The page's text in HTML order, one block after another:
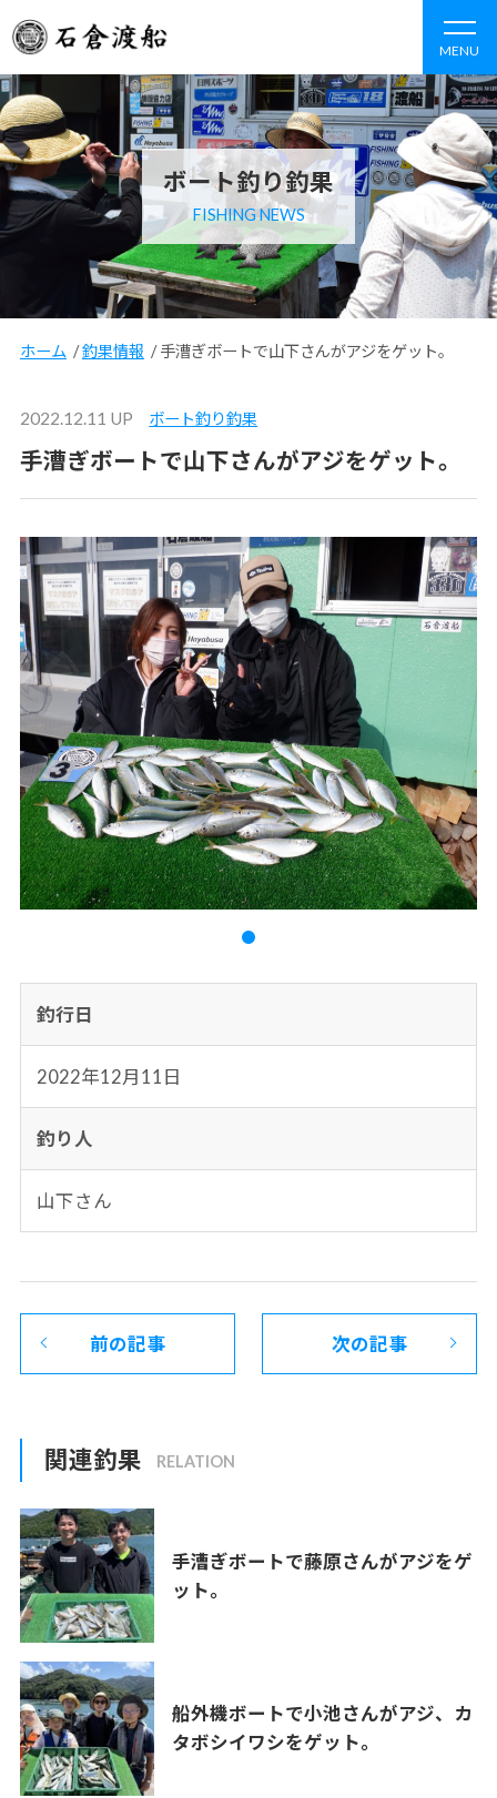
MENU
ボート釣り釣果
FISHING NEWS
ホーム /釣果情報 /手漕ぎボートで山下さんがアジをゲット。
2022.12.11 UP ボート釣り釣果
手漕ぎボートで山下さんがアジをゲット。
釣行日
2022年12月11日
釣り人
山下さん
前の記事 次の記事
関連釣果
手漕ぎボートで藤原さんがアジをゲ
ット。
船外機ボートで小池さんがアジ、カ
タボシイワシをゲット。